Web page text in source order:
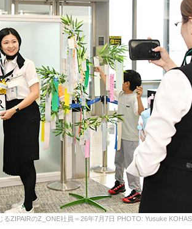
ZIPAIRのZ_ONE社員＝26年7月7日 PHOTO: Yusuke